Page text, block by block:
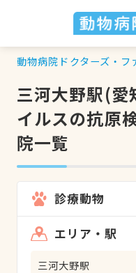
動物病院ドクターズ・フ
三河大野駅(愛
イルスの抗原
院一覧
診療動物
エリア・駅
三河大野駅